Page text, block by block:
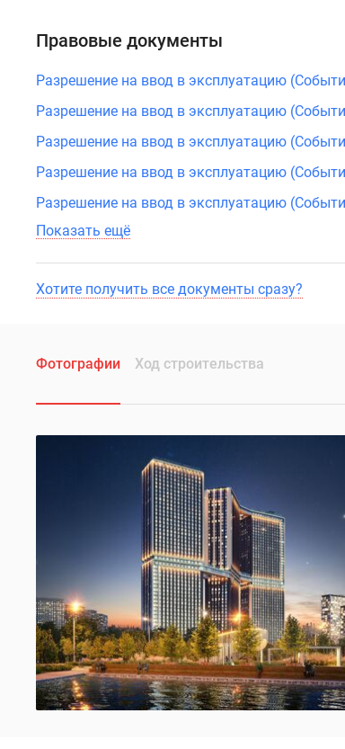
Правовые документы
Разрешение на ввод в эксплуатацию
Разрешение на ввод в эксплуатацию
Разрешение на ввод в эксплуатацию
Разрешение на ввод в эксплуатацию
Разрешение на ввод в эксплуатацию
Показать ещё
Хотите получить все документы сразу?
Фотографии Ход строительства